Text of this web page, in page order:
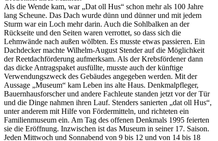
Als die Wende kam, war „Dat oll Hus“ schon mehr als 100 Jahre
lang Scheune. Das Dach wurde dünn und dünner und mit jedem
Sturm war ein Loch mehr darin. Auch die Sohlbalken an der
Rückseite und den Seiten waren verrottet, so dass sich die
Lehmwände nach außen wölbten. Es musste etwas passieren. Ein
Dachdecker machte Wilhelm-August Stender auf die Möglichkeit
der Reetdachförderung aufmerksam. Als der Krebsfördener dann
das dicke Antragspaket ausfüllte, musste auch der künftige
Verwendungszweck des Gebäudes angegeben werden. Mit der
Aussage „Museum“ kam Leben ins alte Haus. Denkmalpfleger,
Bauernhausforscher und andere Fachleute standen jetzt vor der Tür
und die Dinge nahmen ihren Lauf. Stenders sanierten „dat oll Hus“,
unter anderem mit Hilfe von Fördermitteln, und richteten ein
Familienmuseum ein. Am Tag des offenen Denkmals 1995 feierten
sie die Eröffnung. Inzwischen ist das Museum in seiner 17. Saison.
Jeden Mittwoch und Sonnabend von 9 bis 12 und von 14 bis 18